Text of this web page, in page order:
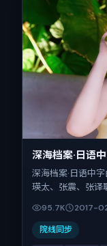
深海档案·日语
深海档案·日语中
瑛太、张震、张译
转。2017年2月2
钟，适合喜欢强
95.7K 2017-
院线同步